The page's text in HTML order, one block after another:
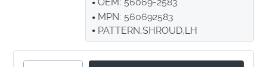
MPN: 560692583
PATTERN,SHROUD,LH